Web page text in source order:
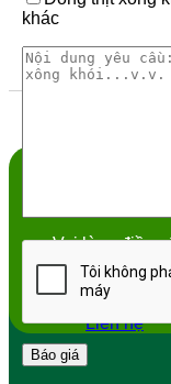
Vui lòng điền
mới nhất
Liên hệ
khác